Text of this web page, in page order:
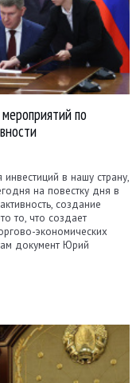
по
в нашу страну,
на повестку дня в
создание
то, что создает
экономических
документ Юрий